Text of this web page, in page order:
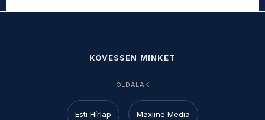
KÖVESSEN MINKET
OLDALAK
Esti Hírlap Maxline Media